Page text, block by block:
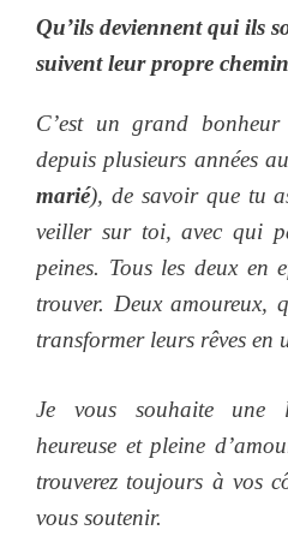
Qu’ils deviennent qui ils
suivent leur propre
C’est un grand
depuis plusieurs années
marié), de savoir que tu
veiller sur toi, avec qui
peines. Tous les deux en
trouver. Deux amoureux,
transformer leurs rêves en
Je vous souhaite une
heureuse et pleine
trouverez toujours à vos
vous soutenir.